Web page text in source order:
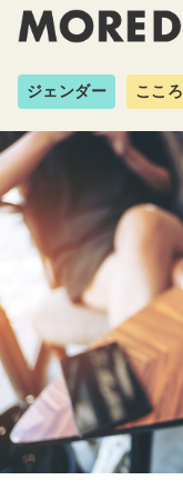
ジェンダー こころ